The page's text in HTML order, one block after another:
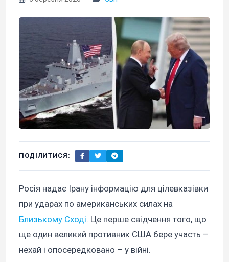
ПОДІЛИТИСЯ:
Росія надає Ірану інформацію для цілевказівки
при ударах по американських силах на
Близькому Сході. Це перше свідчення того, що
ще один великий противник США бере участь –
нехай і опосередковано – у війні.